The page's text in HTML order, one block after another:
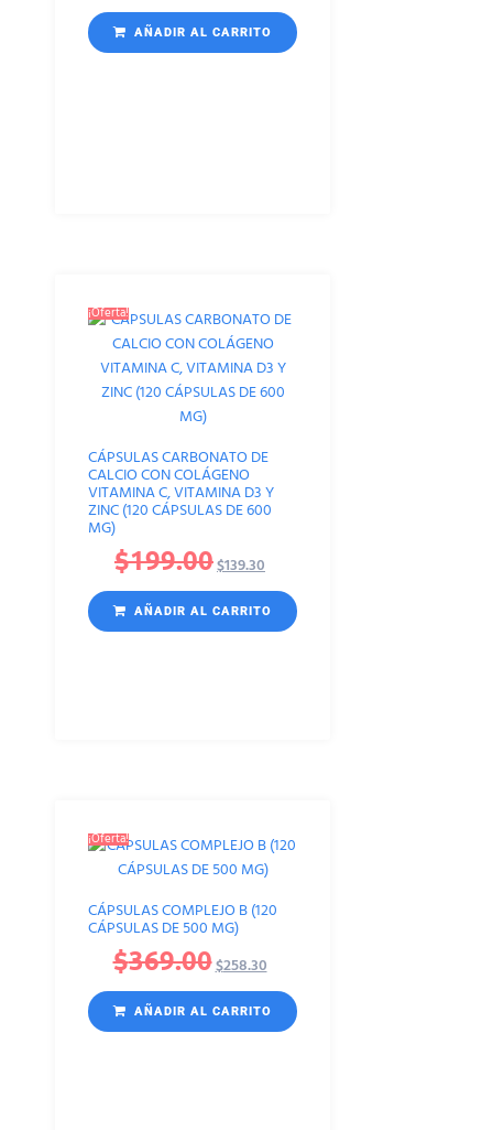
AÑADIR AL CARRITO
¡Oferta!
CÁPSULAS CARBONATO DE
CALCIO CON COLÁGENO
VITAMINA C, VITAMINA D3 Y
ZINC (120 CÁPSULAS DE 600
MG)
$199.00$139.30
AÑADIR AL CARRITO
¡Oferta!
CÁPSULAS COMPLEJO B (120
CÁPSULAS DE 500 MG)
$369.00$258.30
AÑADIR AL CARRITO